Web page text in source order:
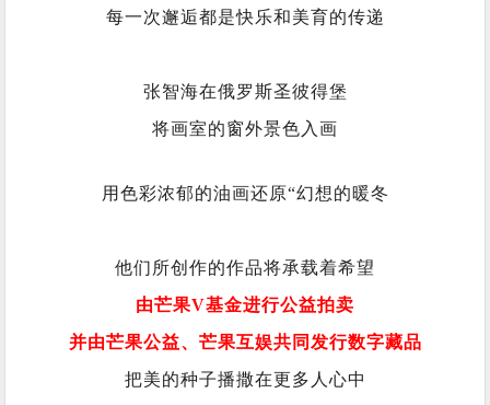
每一次邂逅都是快乐和美育的传递
张智海在俄罗斯圣彼得堡
将画室的窗外景色入画
用色彩浓郁的油画还原“幻想的暖冬
他们所创作的作品将承载着希望
由芒果V基金进行公益拍卖
并由芒果公益、芒果互娱共同发行数字藏品
把美的种子播撒在更多人心中